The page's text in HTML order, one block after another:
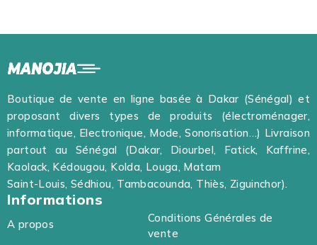
Boutique de vente en ligne basée à Dakar (Sénégal) et
proposant divers types de produits (électroménager,
informatique, Electronique, Mode, Sonorisation…) Livraison
partout au Sénégal (Dakar, Diourbel, Fatick, Kaffrine,
Kaolack, Kédougou, Kolda, Louga, Matam
Saint-Louis, Sédhiou, Tambacounda, Thiès, Ziguinchor).
Informations
A propos
Conditions Générales de
vente